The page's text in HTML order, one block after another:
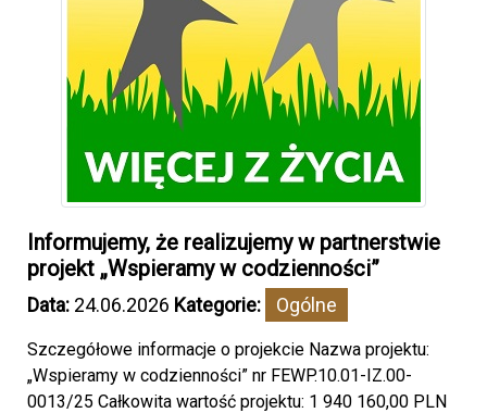
Informujemy, że realizujemy w partnerstwie
projekt „Wspieramy w codzienności”
Data: 24.06.2026 Kategorie: Ogólne
Szczegółowe informacje o projekcie Nazwa projektu:
„Wspieramy w codzienności” nr FEWP.10.01-IZ.00-
0013/25 Całkowita wartość projektu: 1 940 160,00 PLN